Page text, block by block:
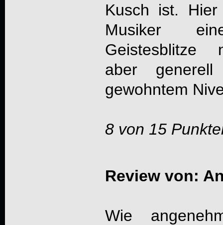
Kusch ist. Hier
Musiker
Geistesblitze
aber
gewohntem
8 von 15
Review von:
Wie